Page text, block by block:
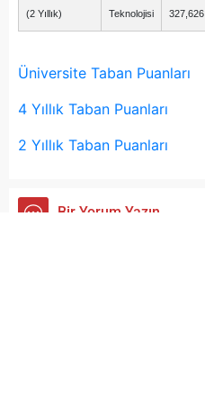
(2 Yıllık)
Teknolojisi
327,626
Üniversite Taban Puanları
4 Yıllık Taban Puanları
2 Yıllık Taban Puanları
Bir Yorum Yazın